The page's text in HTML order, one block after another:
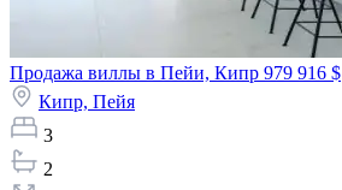
Продажа виллы в Пейи, Кипр 979 916 $
Кипр, Пейя
3
2